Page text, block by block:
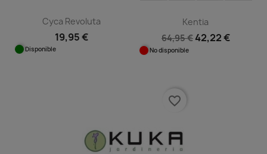
Cyca Revoluta
19,95 €
Disponible
Kentia
64,95 € 42,22 €
No disponible
favorite_border